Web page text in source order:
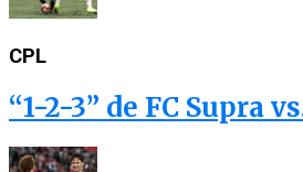
CPL
“1-2-3” de FC Supra